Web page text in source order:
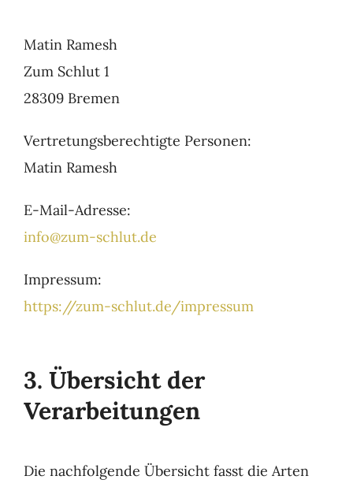
Matin Ramesh
Zum Schlut 1
28309 Bremen
Vertretungsberechtigte Personen:
Matin Ramesh
E-Mail-Adresse:
info@zum-schlut.de
Impressum:
https://zum-schlut.de/impressum
3. Übersicht der
Verarbeitungen
Die nachfolgende Übersicht fasst die Arten